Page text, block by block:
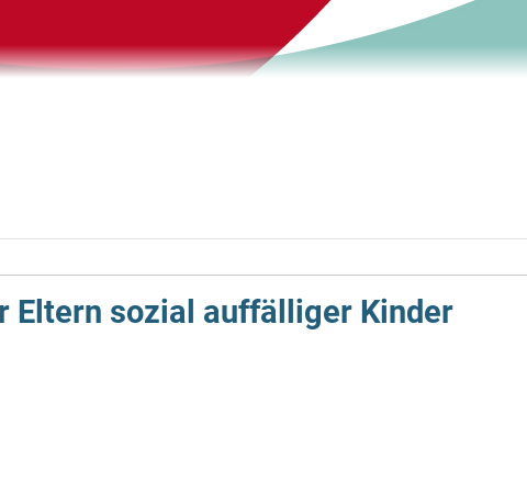
ohne Kind in entspannter Atmosphäre Zeit für eigene
Eltern sozial auf­fälliger Kinder